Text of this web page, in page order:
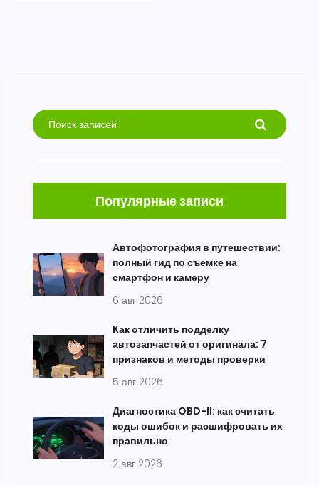
Популярные записи
Автофотография в путешествии:
полный гид по съемке на
смартфон и камеру
6 авг 2026
Как отличить подделку
автозапчастей от оригинала: 7
признаков и методы проверки
5 авг 2026
Диагностика OBD-II: как считать
коды ошибок и расшифровать их
правильно
2 авг 2026